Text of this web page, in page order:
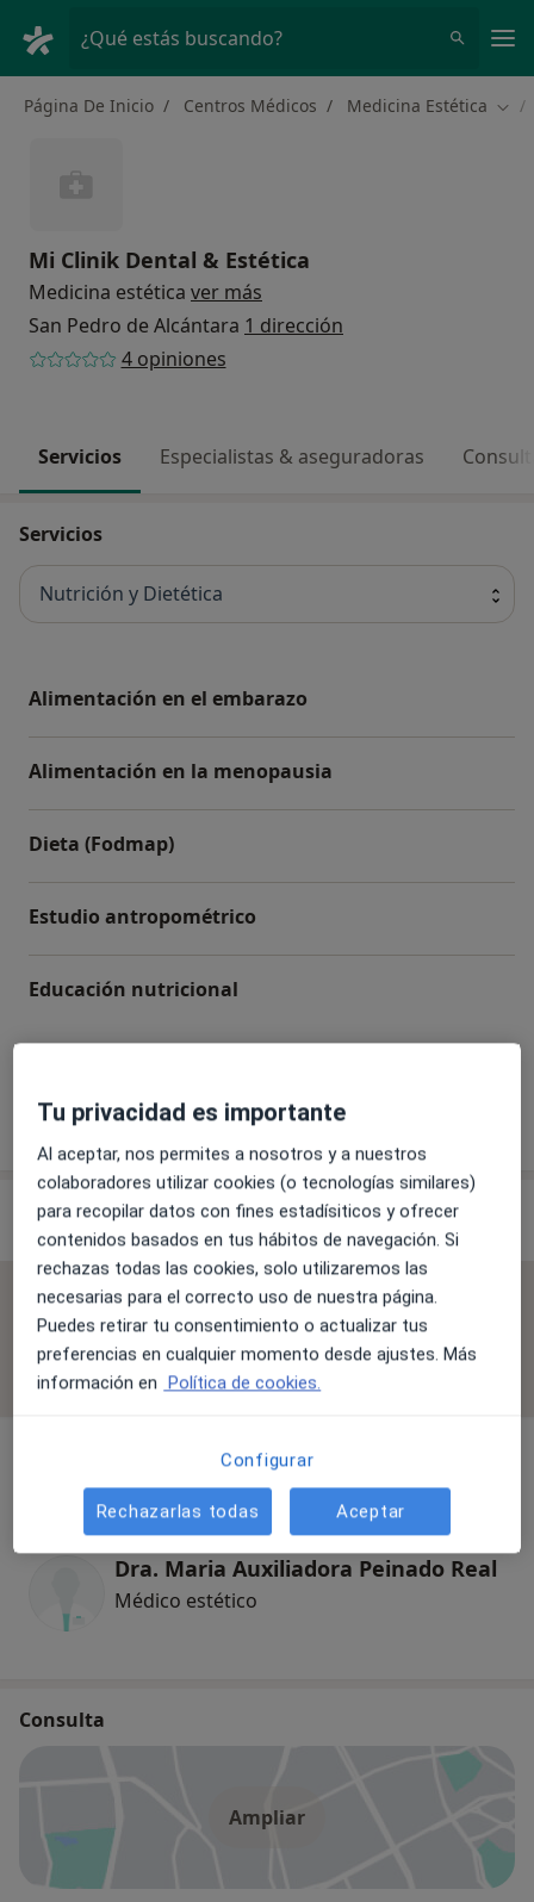
¿Qué estás buscando?
Página De Inicio Centros Médicos Medicina Estética
Mi Clinik Dental & Estética
Medicina estética ver más
San Pedro de Alcántara 1 dirección
4 opiniones
Servicios Especialistas & aseguradoras
Servicios
Nutrición y Dietética
Alimentación en el embarazo
Alimentación en la menopausia
Dieta (Fodmap)
Estudio antropométrico
Educación nutricional
+ 8 servicios
Especialistas & aseguradoras
No se aceptan aseguradoras
Todos los especialistas de esta clínica solo aceptan
pacientes privados.
Dra. Maria Auxiliadora Peinado Real
Médico estético
Consulta
Ampliar
Tu privacidad es importante
Al aceptar, nos permites a nosotros y a nuestros
colaboradores utilizar cookies (o tecnologías similares)
para recopilar datos con fines estadísiticos y ofrecer
contenidos basados en tus hábitos de navegación. Si
rechazas todas las cookies, solo utilizaremos las
necesarias para el correcto uso de nuestra página.
Puedes retirar tu consentimiento o actualizar tus
preferencias en cualquier momento desde ajustes. Más
información en Política de cookies.
Configurar
Rechazarlas todas Aceptar